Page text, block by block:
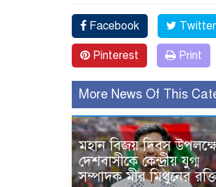
Facebook Twitter
Pinterest Print
More News Of This
মহান বিজয় দিবস
দেশবাসীকে কেন্দ্রীয় যুগ্ম
সম্পাদক মীর মিথুনের